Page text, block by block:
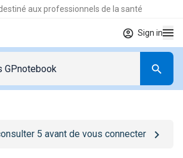
aux professionnels de la santé
Sign in
page
5 avant de vous connecter